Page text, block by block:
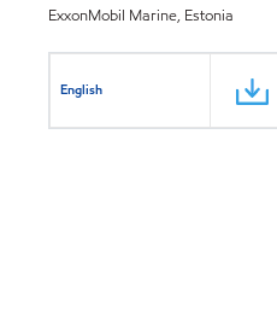
ExxonMobil Marine, Estonia
English